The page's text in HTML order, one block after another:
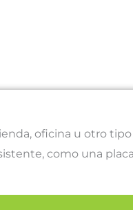
oficina u otro
como una